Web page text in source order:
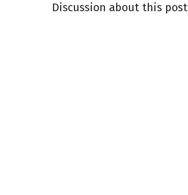
Discussion about this post